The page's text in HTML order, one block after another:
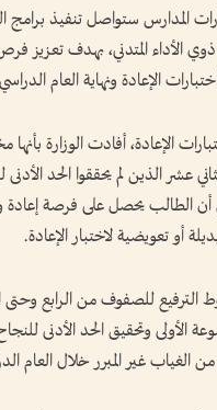
المدارس ستواصل تنفيذ برامج
ذوي الأداء المتدني، بهدف تعزيز
الإعادة ونهاية العام
الإعادة، أفادت الوزارة
عشر الذين لم يحققوا الحد
أن الطالب يحصل على فرصة
أو تعويضية لاختبار الإعادة.
للصفوف من الرابع وحتى
الأولى وتحقيق الحد الأدنى
الغياب غير المبرر خلال العام